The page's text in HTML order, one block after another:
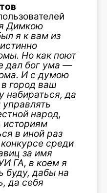
Димкою
я к вам из
. Но как поют
дал бог ума —
И с думою
город ваш
набираться, да
народ,
историям
в иной раз
среди
за имя
ГА, в коем я
буду, дабы на
да себя